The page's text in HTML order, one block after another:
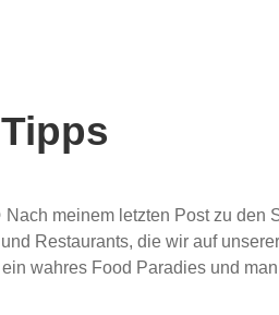
meinem letzten Post zu den
Restaurants, die wir auf
wahres Food Paradies und